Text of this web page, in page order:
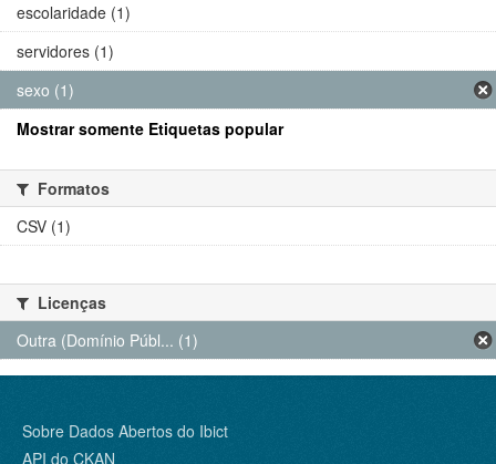
escolaridade (1)
servidores (1)
sexo (1)
Mostrar somente Etiquetas popular
Formatos
CSV (1)
Licenças
Outra (Domínio Públ... (1)
Sobre Dados Abertos do Ibict
API do CKAN